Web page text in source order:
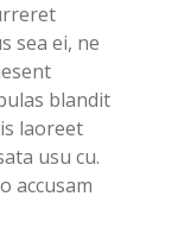
sea ei, ne
blandit
laoreet
usu cu.
accusam